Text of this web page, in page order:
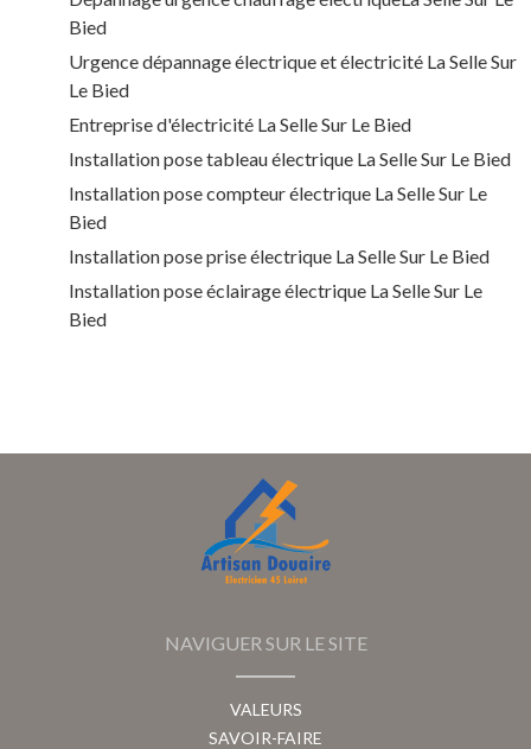
Bied
Urgence dépannage électrique et électricité La Selle Sur
Le Bied
Entreprise d'électricité La Selle Sur Le Bied
Installation pose tableau électrique La Selle Sur Le Bied
Installation pose compteur électrique La Selle Sur Le
Bied
Installation pose prise électrique La Selle Sur Le Bied
Installation pose éclairage électrique La Selle Sur Le
Bied
NAVIGUER SUR LE SITE
VALEURS
SAVOIR-FAIRE